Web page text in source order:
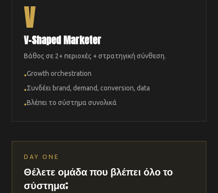
V
V-Shaped Marketer
Βάθος σε 2+ περιοχές + στρατηγική σύνθεση.
•Growth orchestration
•Συνδέει brand, demand, conversion, data
•Βλέπει το σύστημα συνολικά
DAY ONE
Θέλετε ομάδα που βλέπει όλο το
σύστημα;